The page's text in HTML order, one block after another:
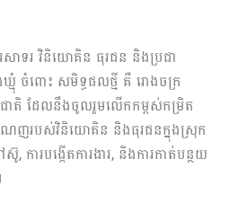
សាទរ វិនិយោគិន ធុរជន និងប្រជា
ឃ្មុំ ចំពោះ សមិទ្ធផលថ្មី គឺ រោងចក្រ
ជាតិ ដែលនឹងចូលរួមលើកកម្ពស់កម្រិត
េញរបស់វិនិយោគិន និងធុរជនក្នុងស្រុក
, ការបង្កើតការងារ, និងការកាត់បន្ថយ